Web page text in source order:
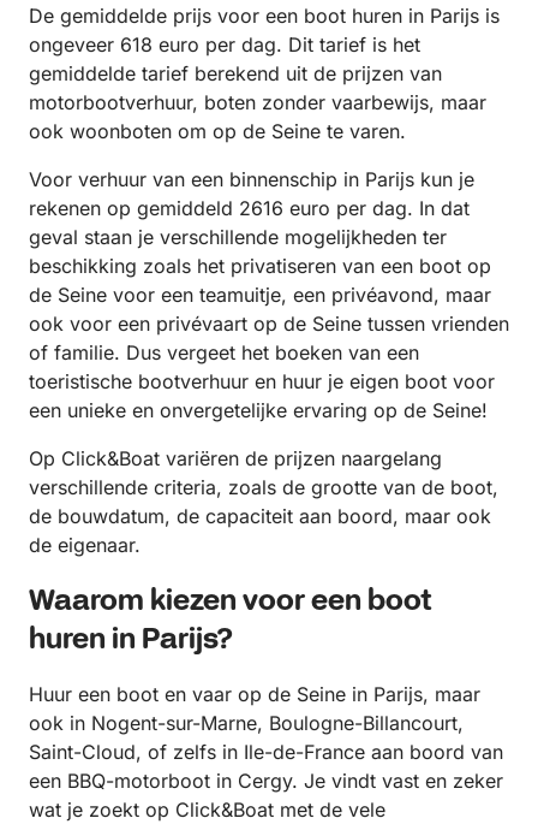
De gemiddelde prijs voor een boot huren in Parijs is
ongeveer 618 euro per dag. Dit tarief is het
gemiddelde tarief berekend uit de prijzen van
motorbootverhuur, boten zonder vaarbewijs, maar
ook woonboten om op de Seine te varen.
Voor verhuur van een binnenschip in Parijs kun je
rekenen op gemiddeld 2616 euro per dag. In dat
geval staan je verschillende mogelijkheden ter
beschikking zoals het privatiseren van een boot op
de Seine voor een teamuitje, een privéavond, maar
ook voor een privévaart op de Seine tussen vrienden
of familie. Dus vergeet het boeken van een
toeristische bootverhuur en huur je eigen boot voor
een unieke en onvergetelijke ervaring op de Seine!
Op Click&Boat variëren de prijzen naargelang
verschillende criteria, zoals de grootte van de boot,
de bouwdatum, de capaciteit aan boord, maar ook
de eigenaar.
Waarom kiezen voor een boot
huren in Parijs?
Huur een boot en vaar op de Seine in Parijs, maar
ook in Nogent-sur-Marne, Boulogne-Billancourt,
Saint-Cloud, of zelfs in Ile-de-France aan boord van
een BBQ-motorboot in Cergy. Je vindt vast en zeker
wat je zoekt op Click&Boat met de vele